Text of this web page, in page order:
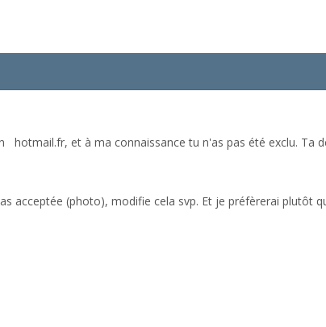
hotmail.fr, et à ma connaissance tu n'as pas été exclu. Ta
acceptée (photo), modifie cela svp. Et je préfèrerai plutôt